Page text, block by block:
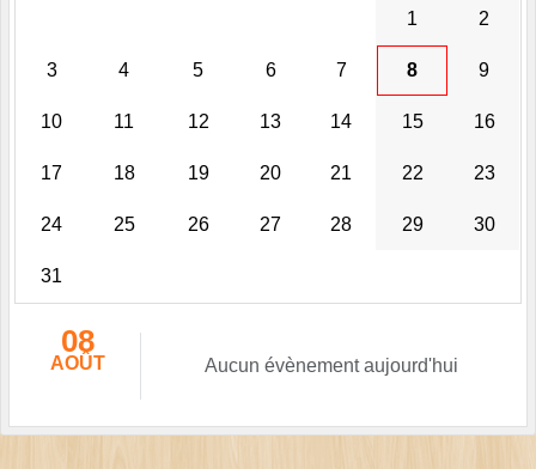
1 2
3 4 5 6 7 8 9
10 11 12 13 14 15 16
17 18 19 20 21 22 23
24 25 26 27 28 29 30
31
08
AOÛT Aucun évènement aujourd'hui